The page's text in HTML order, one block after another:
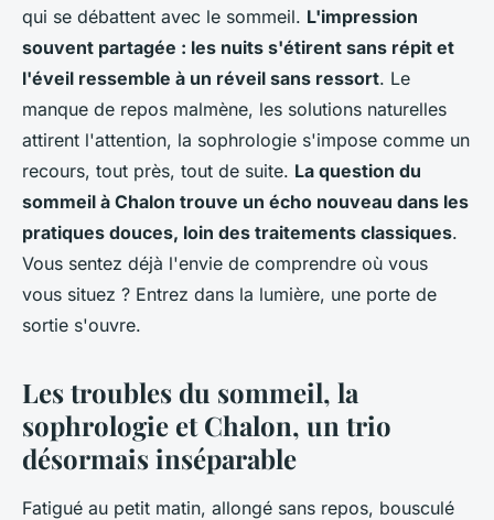
qui se débattent avec le sommeil. L'impression
souvent partagée : les nuits s'étirent sans répit et
l'éveil ressemble à un réveil sans ressort. Le
manque de repos malmène, les solutions naturelles
attirent l'attention, la sophrologie s'impose comme un
recours, tout près, tout de suite. La question du
sommeil à Chalon trouve un écho nouveau dans les
pratiques douces, loin des traitements classiques.
Vous sentez déjà l'envie de comprendre où vous
vous situez ? Entrez dans la lumière, une porte de
sortie s'ouvre.
Les troubles du sommeil, la
sophrologie et Chalon, un trio
désormais inséparable
Fatigué au petit matin, allongé sans repos, bousculé